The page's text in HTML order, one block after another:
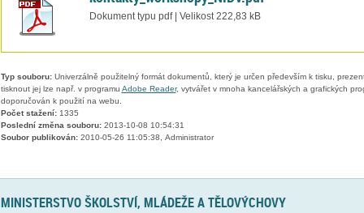
Dokument typu pdf | Velikost 222,83 kB
Typ souboru:Univerzálně použitelný formát dokumentů, který je určen především k tisku,
tisknout jej lze např. v programu Adobe Reader, vytvářet v mnoha kancelářských a grafických
doporučován k použití na webu.
Počet stažení:1335
Poslední změna souboru:2013-10-08 10:54:31
Soubor publikován:2010-05-26 11:05:38, Administrator
MINISTERSTVO ŠKOLSTVÍ, MLÁDEŽE A TĚLOVÝCHOVY